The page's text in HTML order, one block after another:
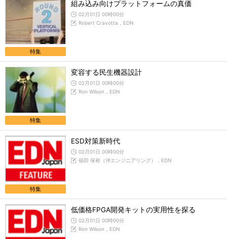
特集
組み込み向けプラットフォームの真価
02月01日 00時00分
Robert Cravotta，EDN
特集
変容する民生機器設計
02月01日 00時00分
Ron Wilson，EDN
特集
ESD対策新時代
02月01日 00時00分
福田 保裕（沖エンジニアリング），EDN
低価格FPGA開発キットの実用性を探る
02月01日 00時00分
Ron Wilson，EDN